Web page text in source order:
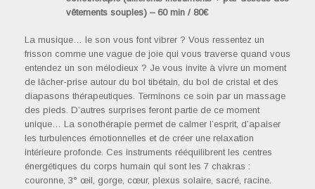
vêtements souples) – 60 min / 80€
La musique… le son vous font vibrer ? Vous ressentez un
frisson comme une vague de joie qui vous traverse quand vous
entendez un son mélodieux ? Je vous invite à vivre un moment
de lâcher-prise autour du bol tibétain, du bol de cristal et des
diapasons thérapeutiques. Terminons ce soin par un massage
des pieds. D’autres surprises feront partie de ce moment
unique… La sonothérapie permet de calmer l’esprit, d’apaiser
les turbulences émotionnelles et de créer une relaxation
intérieure profonde. Ces instruments rééquilibrent les centres
énergétiques du corps humain qui sont les 7 chakras :
couronne, 3° œil, gorge, cœur, plexus solaire, sacré, racine.